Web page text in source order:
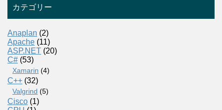
カテゴリー
Anaplan (2)
Apache (11)
ASP.NET (20)
C# (53)
Xamarin (4)
C++ (32)
Valgrind (5)
Cisco (1)